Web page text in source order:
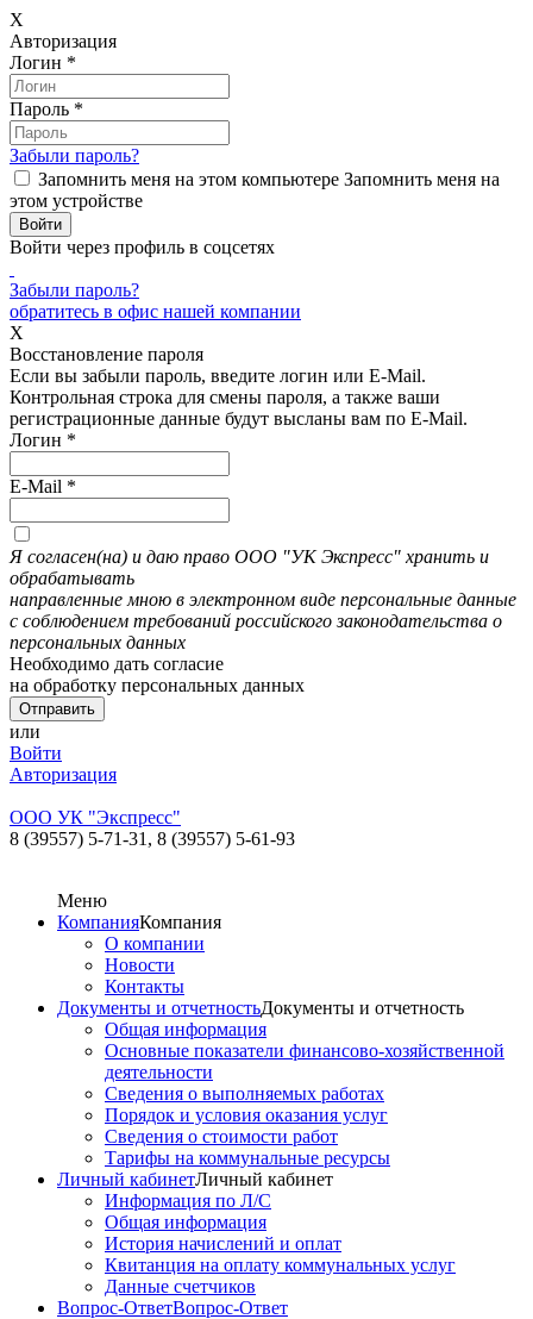
X
Авторизация
Логин *
Пароль *
Забыли пароль?
Запомнить меня на этом компьютере Запомнить меня на
этом устройстве
Войти через профиль в соцсетях
Забыли пароль?
обратитесь в офис нашей компании
X
Восстановление пароля
Если вы забыли пароль, введите логин или E-Mail.
Контрольная строка для смены пароля, а также ваши
регистрационные данные будут высланы вам по E-Mail.
Логин *
E-Mail *
Я согласен(на) и даю право ООО "УК Экспресс" хранить и
обрабатывать
направленные мною в электронном виде персональные данные
с соблюдением требований российского законодательства о
персональных данных
Необходимо дать согласие
на обработку персональных данных
или
Войти
Авторизация
ООО УК "Экспресс"
8 (39557) 5-71-31, 8 (39557) 5-61-93
Меню
КомпанияКомпания
О компании
Новости
Контакты
Документы и отчетностьДокументы и отчетность
Общая информация
Основные показатели финансово-хозяйственной
деятельности
Сведения о выполняемых работах
Порядок и условия оказания услуг
Сведения о стоимости работ
Тарифы на коммунальные ресурсы
Личный кабинетЛичный кабинет
Информация по Л/С
Общая информация
История начислений и оплат
Квитанция на оплату коммунальных услуг
Данные счетчиков
Вопрос-ОтветВопрос-Ответ